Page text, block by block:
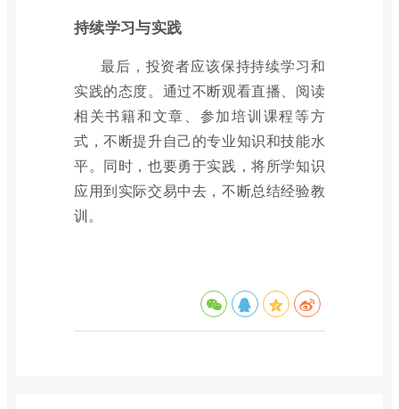
持续学习与实践
最后，投资者应该保持持续学习和
实践的态度。通过不断观看直播、阅读
相关书籍和文章、参加培训课程等方
式，不断提升自己的专业知识和技能水
平。同时，也要勇于实践，将所学知识
应用到实际交易中去，不断总结经验教
训。